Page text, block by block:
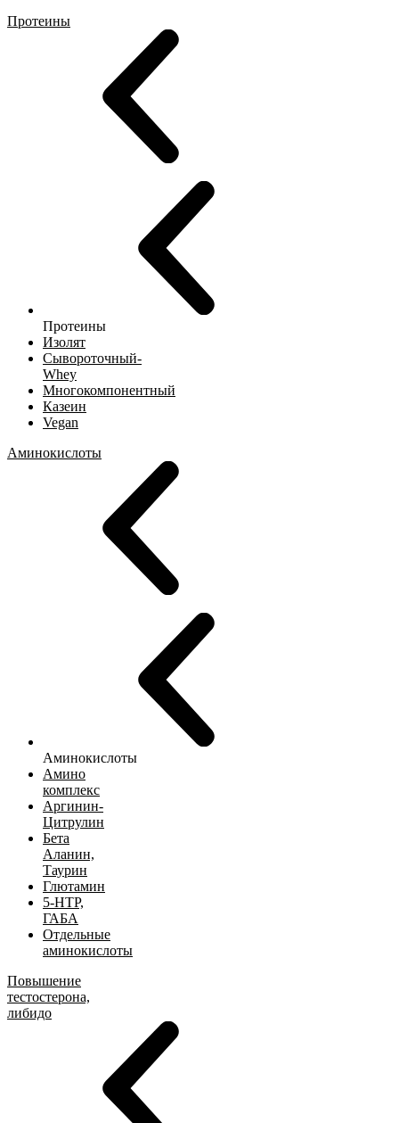
Протеины
Протеины
Изолят
Сывороточный-
Whey
Многокомпонентный
Казеин
Vegan
Аминокислоты
Аминокислоты
Амино
комплекс
Аргинин-
Цитрулин
Бета
Аланин,
Таурин
Глютамин
5-HTP,
ГАБА
Отдельные
аминокислоты
Повышение
тестостерона,
либидо